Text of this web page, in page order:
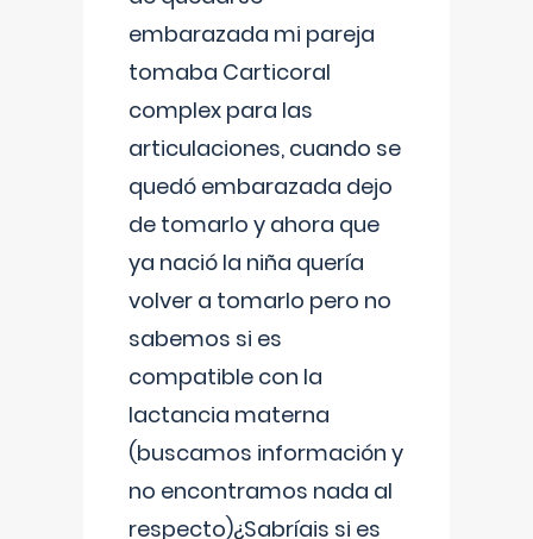
embarazada mi pareja
tomaba Carticoral
complex para las
articulaciones, cuando se
quedó embarazada dejo
de tomarlo y ahora que
ya nació la niña quería
volver a tomarlo pero no
sabemos si es
compatible con la
lactancia materna
(buscamos información y
no encontramos nada al
respecto)¿Sabríais si es